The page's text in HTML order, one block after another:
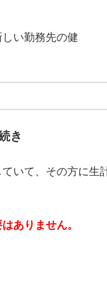
い勤務先の健
き
いて、その方に生
ありません。